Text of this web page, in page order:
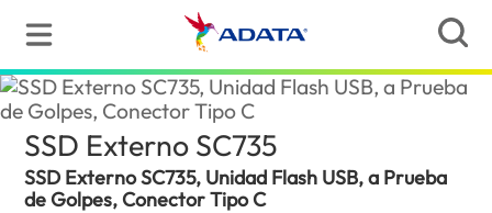
SSD Externo SC735
SSD Externo SC735, Unidad Flash USB, a Prueba
de Golpes, Conector Tipo C